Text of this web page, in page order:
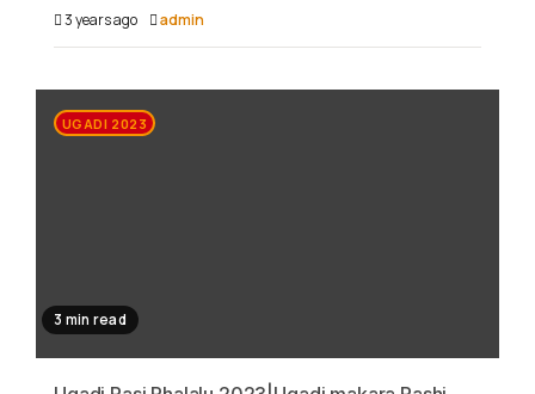
3 years ago admin
UGADI 2023
3 min read